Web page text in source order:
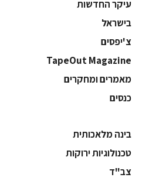
עיקר החדשות
בישראל
צ'יפסים
TapeOut Magazine
מאמרים ומחקרים
כנסים
בינה מלאכותית
‫טכנולוגיות ירוקות‬
‫צב"ד‬